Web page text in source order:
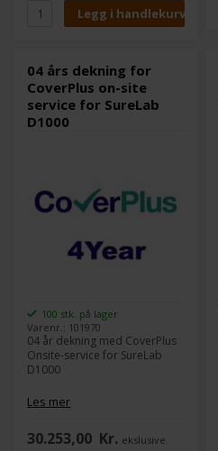
04 års dekning for
CoverPlus on-site
service for SureLab
D1000
100 stk. på lager
Varenr.: 101970
04 år dekning med CoverPlus
Onsite-service for SureLab
D1000
Les mer
30.253,00 Kr. ekslusive.